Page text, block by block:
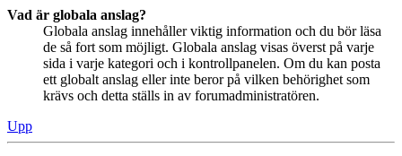
Vad är globala anslag?
Globala anslag innehåller viktig information och du bör läsa
de så fort som möjligt. Globala anslag visas överst på varje
sida i varje kategori och i kontrollpanelen. Om du kan posta
ett globalt anslag eller inte beror på vilken behörighet som
krävs och detta ställs in av forumadministratören.
Upp